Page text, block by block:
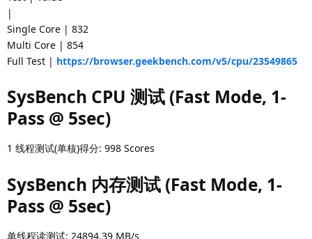
|
Single Core | 832
Multi Core | 854
Full Test | https://browser.geekbench.com/v5/cpu/23549865
SysBench CPU 测试 (Fast Mode, 1-
Pass @ 5sec)
1 线程测试(单核)得分: 998 Scores
SysBench 内存测试 (Fast Mode, 1-
Pass @ 5sec)
单线程读测试: 24894.39 MB/s